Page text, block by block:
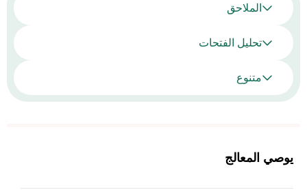
الملاحق
تحليل الفتحات
متنوع
يوصي المعالج